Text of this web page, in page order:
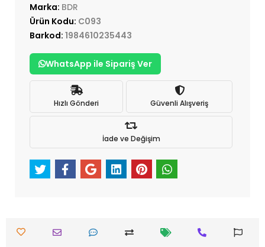
Marka: BDR
Ürün Kodu: C093
Barkod: 1984610235443
WhatsApp ile Sipariş Ver
Hızlı Gönderi Güvenli Alışveriş
İade ve Değişim